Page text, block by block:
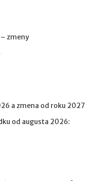
zmeny
a zmena od roku 2027
od augusta 2026: